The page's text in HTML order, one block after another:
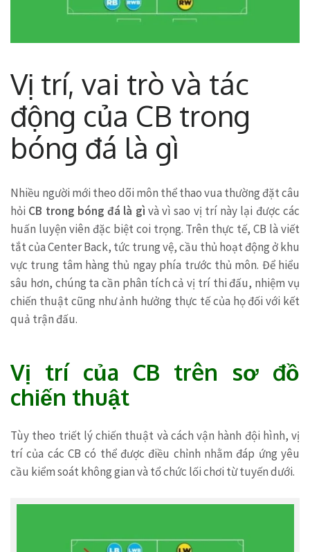
Vị trí, vai trò và tác
động của CB trong
bóng đá là gì
Nhiều người mới theo dõi môn thể thao vua thường đặt câu
hỏi CB trong bóng đá là gì và vì sao vị trí này lại được các
huấn luyện viên đặc biệt coi trọng. Trên thực tế, CB là viết
tắt của Center Back, tức trung vệ, cầu thủ hoạt động ở khu
vực trung tâm hàng thủ ngay phía trước thủ môn. Để hiểu
sâu hơn, chúng ta cần phân tích cả vị trí thi đấu, nhiệm vụ
chiến thuật cũng như ảnh hưởng thực tế của họ đối với kết
quả trận đấu.
Vị trí của CB trên sơ đồ
chiến thuật
Tùy theo triết lý chiến thuật và cách vận hành đội hình, vị
trí của các CB có thể được điều chỉnh nhằm đáp ứng yêu
cầu kiểm soát không gian và tổ chức lối chơi từ tuyến dưới.